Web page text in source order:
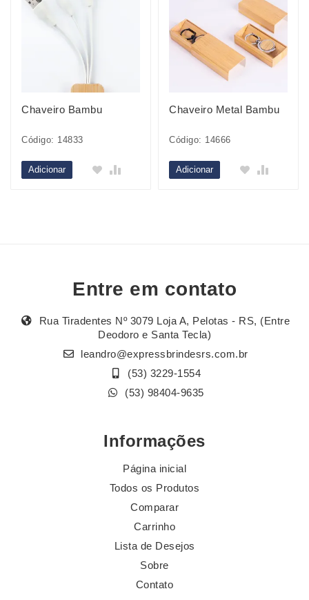
Chaveiro Bambu
Código: 14833
Adicionar
Chaveiro Metal Bambu
Código: 14666
Adicionar
Entre em contato
Rua Tiradentes Nº 3079 Loja A, Pelotas - RS, (Entre
Deodoro e Santa Tecla)
leandro@expressbrindesrs.com.br
(53) 3229-1554
(53) 98404-9635
Informações
Página inicial
Todos os Produtos
Comparar
Carrinho
Lista de Desejos
Sobre
Contato